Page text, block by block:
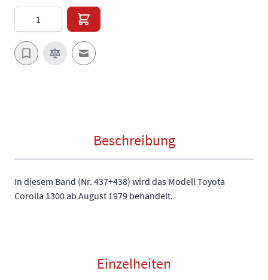
E-Mail an einen Freund
Beschreibung
In diesem Band (Nr. 437+438) wird das Modell Toyota
Corolla 1300 ab August 1979 behandelt.
Einzelheiten